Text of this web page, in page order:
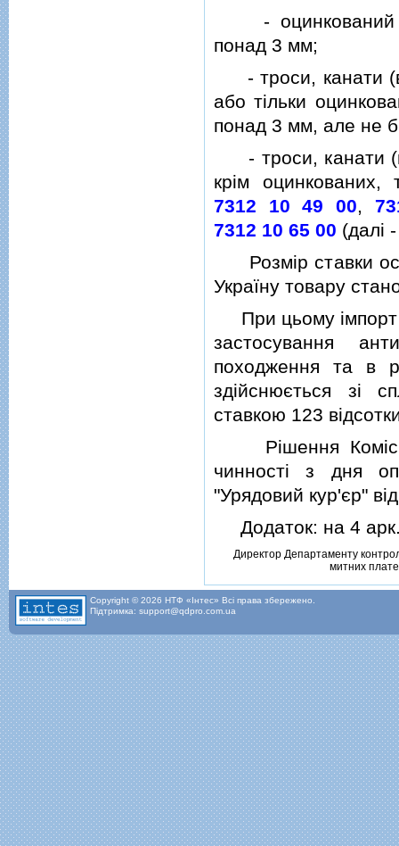
- оцинкований
понад 3 мм;
- троси, канати
або тiльки
понад 3 мм, але не
- троси, канати
крiм
7312 10 49 00,
7312 10 65 00 (далi
Розмiр ставки
Україну товару
При цьому iмпорт
застосування
походження та в
здiйснюється зi
ставкою 123
Рiшення
чинностi з дня
"Урядовий кур'єр"
Додаток: на 4
Директор Департаменту
митних
Copyright © 2026 НТФ «Інтес» Всі права збережено.
Підтримка: support@qdpro.com.ua